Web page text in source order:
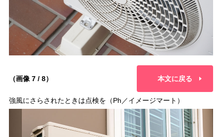
（画像 7 / 8） 本文に戻る
強風にさらされたときは点検を（Ph／イメージマート）